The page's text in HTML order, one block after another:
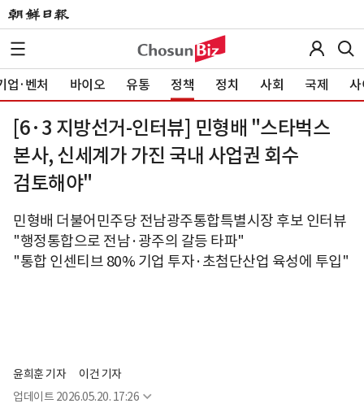
업·벤처 바이오 유통 정책 정치 사회 국제 사
[6·3 지방선거-인터뷰] 민형배 "스타벅스
본사, 신세계가 가진 국내 사업권 회수
검토해야"
민형배 더불어민주당 전남광주통합특별시장 후보 인터뷰
"행정통합으로 전남·광주의 갈등 타파"
"통합 인센티브 80% 기업 투자·초첨단산업 육성에 투입"
윤희훈 기자
이건 기자
업데이트 2026.05.20. 17:26